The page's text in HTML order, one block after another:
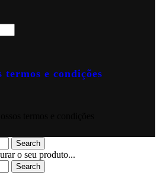
e condições
Search
o seu produto...
Search